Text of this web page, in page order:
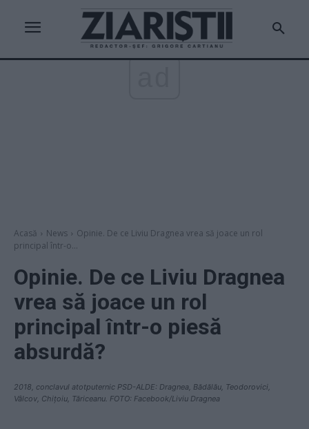
Acasă News
Opinie. De ce Liviu Dragnea vrea să joace un rol
principal într-o...
Opinie. De ce Liviu Dragnea
vrea să joace un rol
principal într-o piesă
absurdă?
2018, conclavul atotputernic PSD-ALDE: Dragnea, Bădălău, Teodorovici,
Vâlcov, Chițoiu, Tăriceanu. FOTO: Facebook/Liviu Dragnea